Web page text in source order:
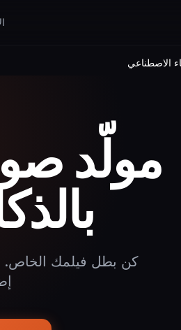
الاصطناعي
مولّد
كن بطل فيلمك الخاص.